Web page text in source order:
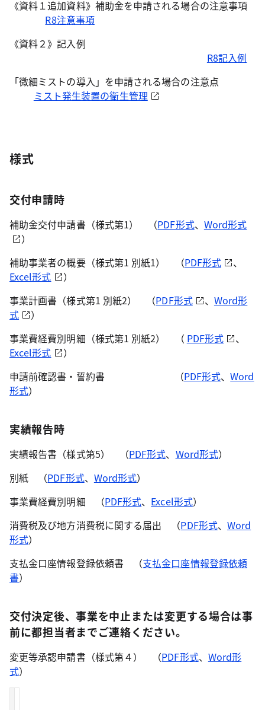
《資料１追加資料》補助金を申請される場合の注意事項
R8注意事項
《資料２》記入例
R8記入例
「微細ミストの導入」を申請される場合の注意点
ミスト発生装置の衛生管理
様式
交付申請時
補助金交付申請書（様式第1） （PDF形式、 Word形式
）
補助事業者の概要（様式第1 別紙1） （PDF形式
、
Excel形式
）
事業計画書（様式第1 別紙2） （PDF形式 、 Word形
式
）
事業費経費別明細（様式第1 別紙2） （ PDF形式
、
Excel形式
）
申請前確認書・誓約書
（PDF形式、Word
形式）
実績報告時
実績報告書（様式第5） （PDF形式、 Word形式）
別紙 （PDF形式、 Word形式）
事業費経費別明細 （PDF形式、 Excel形式）
消費税及び地方消費税に関する届出 （PDF形式、 Word
形式）
支払金口座情報登録依頼書 （支払金口座情報登録依頼
書）
交付決定後、事業を中止または変更する場合は事
前に都担当者までご連絡ください。
変更等承認申請書（様式第４） （PDF形式、 Word形
式）